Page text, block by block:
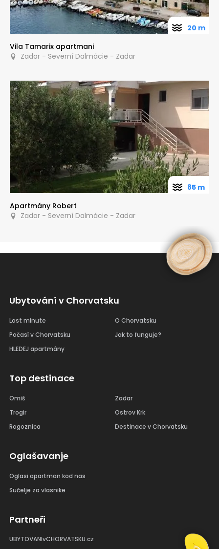
Vila Tamarix apartmani
Zadar - Severní Dalmácie - Zadar
20 m
Apartmány Robert
Zadar - Severní Dalmácie - Zadar
85 m
Ubytování v Chorvatsku
Last minute
Počasí v Chorvatsku
HLEDEJ apartmány
O Chorvatsku
Jak to funguje?
Top destinace
Omiš
Trogir
Rogoznica
Zadar
Ostrov Krk
Destinace v Chorvatsku
Oglašavanje
Oglasi apartman kod nas
Sučelje za vlasnike
Partneři
UBYTOVANIvCHORVATSKU.cz